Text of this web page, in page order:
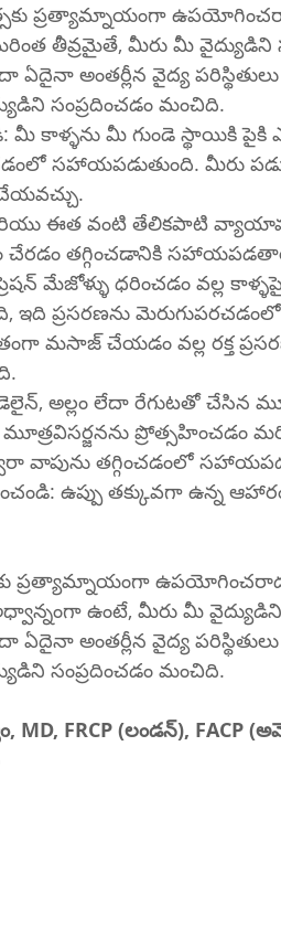
ప్రత్యామ్నాయంగా
తీవ్రమైతే, మీరు మీ
ఏదైనా అంతర్లీన వైద్య
సంప్రదించడం మంచిది.
మీ కాళ్ళను మీ గుండె స్థాయికి
సహాయపడుతుంది. మీరు
ఈత వంటి తేలికపాటి వ్యాయామాలు
చేరడం తగ్గించడానికి
మేజోళ్ళు ధరించడం వల్ల
ఇది ప్రసరణను
మసాజ్ చేయడం వల్ల రక్త
అల్లం లేదా రేగుటతో చేసిన
ప్రోత్సహించడం
వాపును తగ్గించడంలో
ఉప్పు తక్కువగా ఉన్న
ప్రత్యామ్నాయంగా
ఉంటే, మీరు మీ
ఏదైనా అంతర్లీన వైద్య
సంప్రదించడం మంచిది.
MD, FRCP (లండన్), FACP